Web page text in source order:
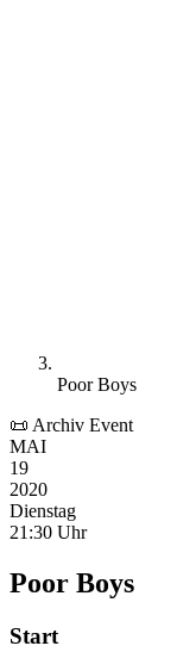
Poor Boys
📜 Archiv Event
MAI
19
2020
Dienstag
21:30 Uhr
Poor Boys
Start